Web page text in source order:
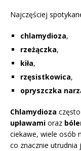
Najczęściej
chlamydioza,
rzeżączka,
kiła,
rzęsistkowica,
opryszczka
Chlamydioza
upławami oraz
ciekawe, wiele osób
co znacznie utrudnia